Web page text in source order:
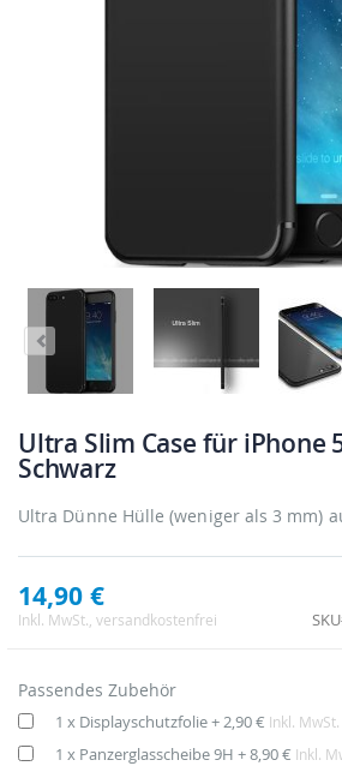
Ultra Slim Case für iPhone
Schwarz
Ultra Dünne Hülle (weniger als 3 mm)
14,90 €
Inkl. MwSt. , versandkostenfrei
SKU
Passendes Zubehör
1 x Displayschutzfolie+ 2,90 € Inkl. MwSt.
1 x Panzerglasscheibe 9H +8,90 € Inkl.